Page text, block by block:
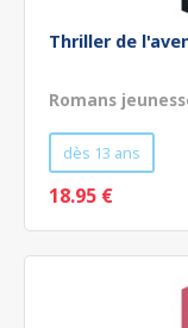
Thriller de
Romans
dès 13 ans
18.95 €